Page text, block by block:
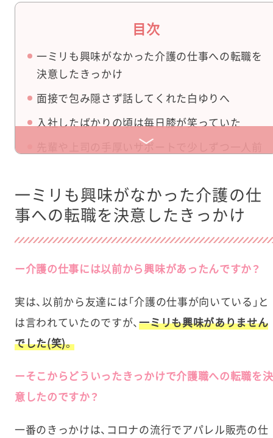
目次
一ミリも興味がなかった介護の仕事への転職を
決意したきっかけ
面接で包み隠さず話してくれた白ゆりへ
入社したばかりの頃は毎日膝が笑っていた
先輩や上司の手厚いサポートで少しずつ一人前
前職の「接客スイッチ」をオンにしてコミュニケ
ーション
になりたい
利用者様一人ひとりに合ったケアを学び、信頼
一ミリも興味がなかった介護の仕
事への転職を決意したきっかけ
ー介護の仕事には以前から興味があったんですか？
実は、以前から友達には「介護の仕事が向いている」と
は言われていたのですが、一ミリも興味がありません
でした(笑)。
ーそこからどういったきっかけで介護職への転職を決
意したのですか？
一番のきっかけは、コロナの流行でアパレル販売の仕